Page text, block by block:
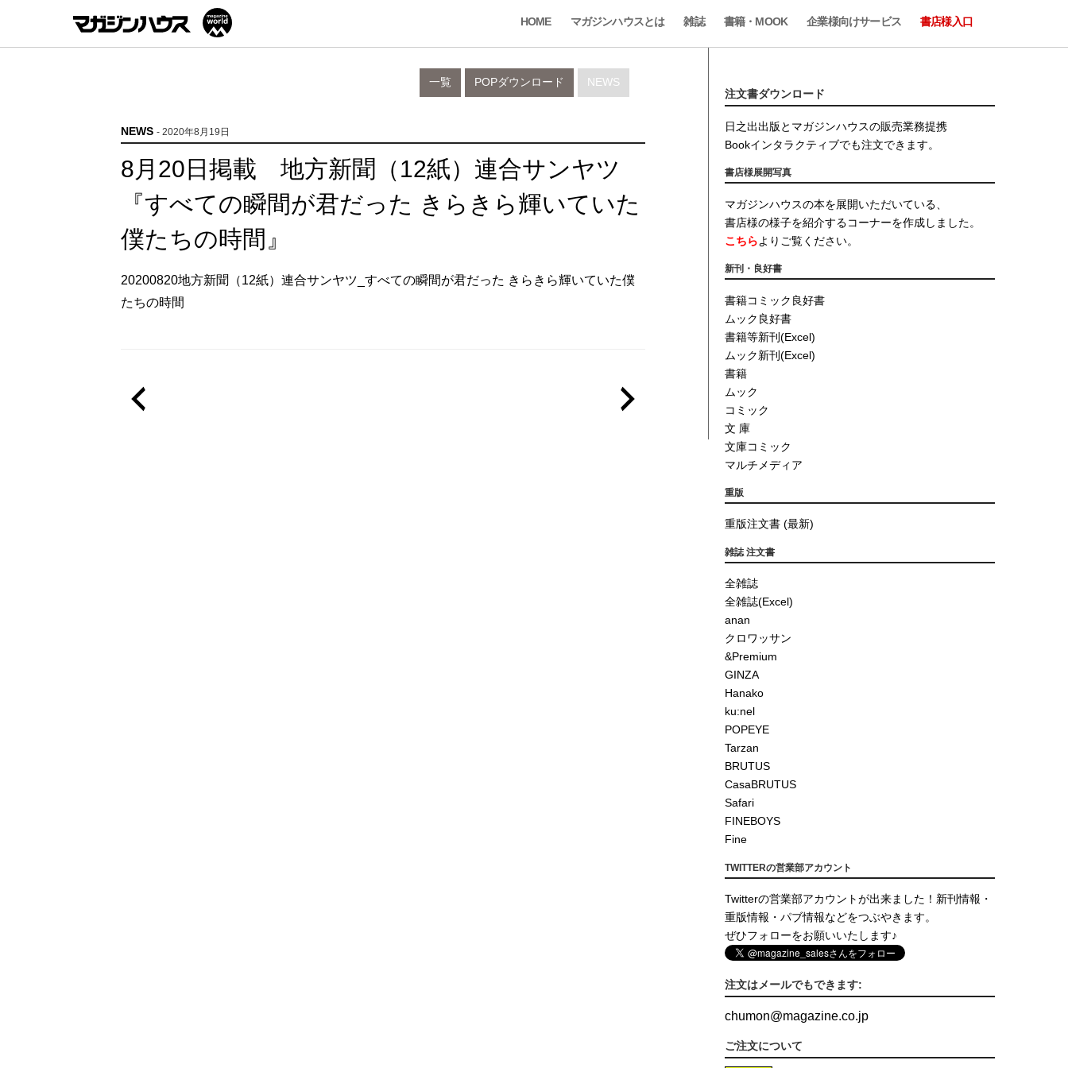
HOME マガジンハウスとは 雑誌 書籍・MOOK 企業様向けサービス 書店様入口
NEWS
POPダウンロード
一覧
NEWS - 2020年8月19日
8月20日掲載 地方新聞（12紙）連合サンヤツ
『すべての瞬間が君だった きらきら輝いていた
僕たちの時間』
20200820地方新聞（12紙）連合サンヤツ_すべての瞬間が君だった きらきら輝いていた僕
たちの時間
注文書ダウンロード
日之出出版とマガジンハウスの販売業務提携
Bookインタラクティブでも注文できます。
書店様展開写真
マガジンハウスの本を展開いただいている、
書店様の様子を紹介するコーナーを作成しました。
こちらよりご覧ください。
新刊・良好書
書籍コミック良好書
ムック良好書
書籍等新刊(Excel)
ムック新刊(Excel)
書籍
ムック
コミック
文 庫
文庫コミック
マルチメディア
重版
重版注文書 (最新)
雑誌 注文書
全雑誌
全雑誌(Excel)
anan
クロワッサン
&Premium
GINZA
Hanako
ku:nel
POPEYE
Tarzan
BRUTUS
CasaBRUTUS
Safari
FINEBOYS
Fine
TWITTERの営業部アカウント
Twitterの営業部アカウントが出来ました！新刊情報・
重版情報・パブ情報などをつぶやきます。
ぜひフォローをお願いいたします♪
注文はメールでもできます:
chumon@magazine.co.jp
ご注文について